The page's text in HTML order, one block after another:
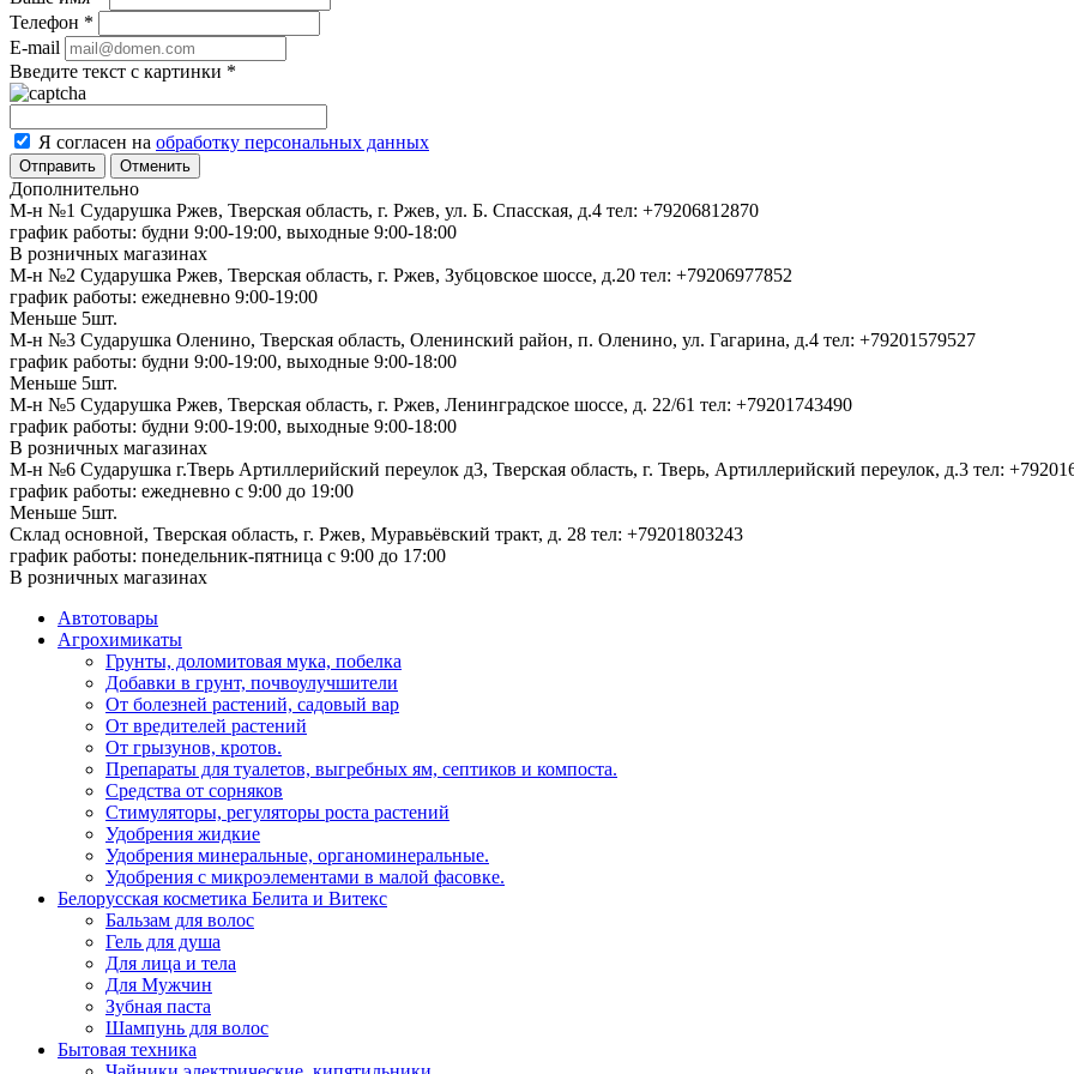
Телефон *
E-mail
Введите текст с картинки *
Я согласен на обработку персональных данных
Отменить
Дополнительно
М-н №1 Сударушка Ржев, Тверская область, г. Ржев, ул. Б. Спасская, д.4 тел: +79206812870
график работы: будни 9:00-19:00, выходные 9:00-18:00
В розничных магазинах
М-н №2 Cударушка Ржев, Тверская область, г. Ржев, Зубцовское шоссе, д.20 тел: +79206977852
график работы: ежедневно 9:00-19:00
Меньше 5шт.
М-н №3 Сударушка Оленино, Тверская область, Оленинский район, п. Оленино, ул. Гагарина, д.4 тел: +79201579527
график работы: будни 9:00-19:00, выходные 9:00-18:00
Меньше 5шт.
М-н №5 Сударушка Ржев, Тверская область, г. Ржев, Ленинградское шоссе, д. 22/61 тел: +79201743490
график работы: будни 9:00-19:00, выходные 9:00-18:00
В розничных магазинах
М-н №6 Сударушка г.Тверь Артиллерийский переулок д3, Тверская область, г. Тверь, Артиллерийский переулок, д.3 тел:
график работы: ежедневно с 9:00 до 19:00
Меньше 5шт.
Склад основной, Тверская область, г. Ржев, Муравьёвский тракт, д. 28 тел: +79201803243
график работы: понедельник-пятница с 9:00 до 17:00
В розничных магазинах
Автотовары
Агрохимикаты
Грунты, доломитовая мука, побелка
Добавки в грунт, почвоулучшители
От болезней растений, садовый вар
От вредителей растений
От грызунов, кротов.
Препараты для туалетов, выгребных ям, септиков и компоста.
Средства от сорняков
Стимуляторы, регуляторы роста растений
Удобрения жидкие
Удобрения минеральные, органоминеральные.
Удобрения с микроэлементами в малой фасовке.
Белорусская косметика Белита и Витекс
Бальзам для волос
Гель для душа
Для лица и тела
Для Мужчин
Зубная паста
Шампунь для волос
Бытовая техника